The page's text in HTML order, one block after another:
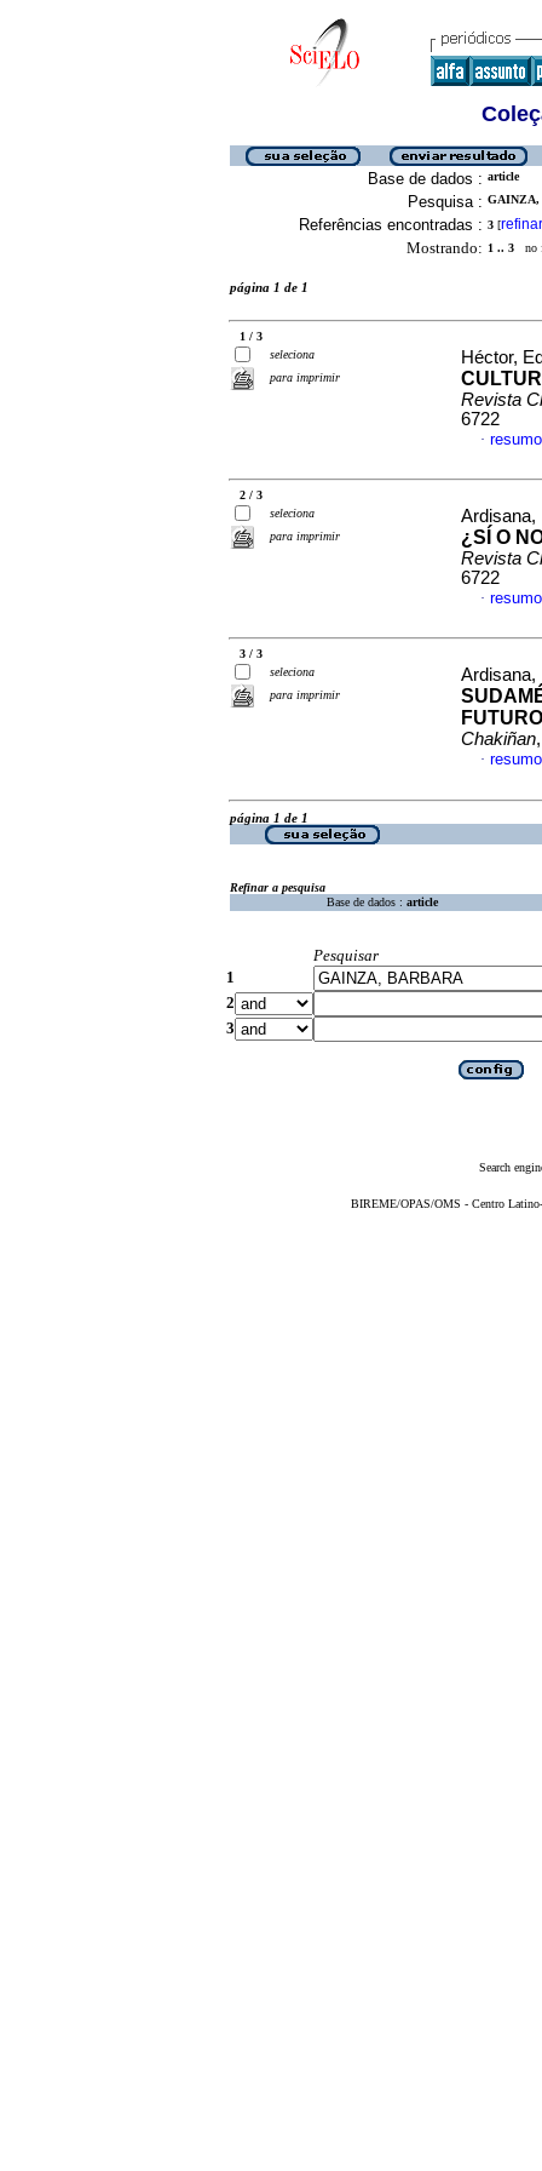
Base de dados : article
Pesquisa : GAINZA,
Referências encontradas : 3 [refinar
Mostrando: 1 .. 3 no
página 1 de 1
1 / 3
seleciona
para imprimir
Héctor,
Revista
6722
·
2 / 3
seleciona
para imprimir
Ardisana,
¿SÍ O
Revista
6722
·
3 / 3
seleciona
para imprimir
Ardisana,
Chakiñan
·
página 1 de 1
Refinar a pesquisa
Base de dados : article
Pesquisar
1
2
3
Search
BIREME/OPAS/OMS - Centro Latino-